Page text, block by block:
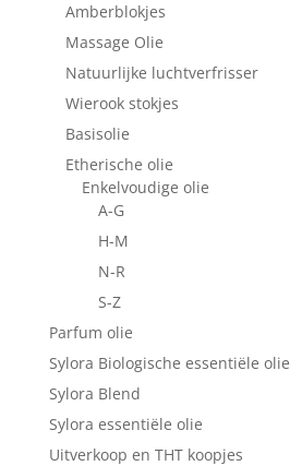
Amberblokjes
Massage Olie
Natuurlijke luchtverfrisser
Wierook stokjes
Basisolie
Etherische olie
Enkelvoudige olie
A-G
H-M
N-R
S-Z
Parfum olie
Sylora Biologische essentiële olie
Sylora Blend
Sylora essentiële olie
Uitverkoop en THT koopjes